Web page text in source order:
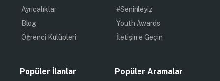
Ayrıcalıklar
Blog
Öğrenci Kulüpleri
#Seninleyiz
Youth Awards
İletişime Geçin
Popüler İlanlar Popüler Aramalar